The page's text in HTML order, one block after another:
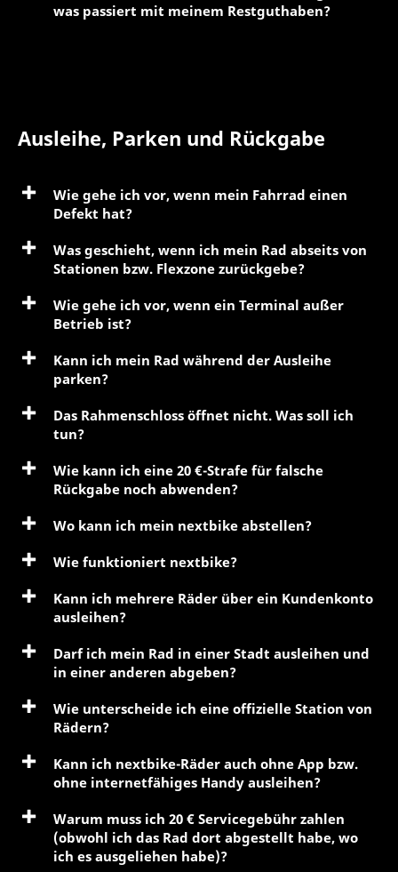
was passiert mit meinem Restguthaben?
Ausleihe, Parken und Rückgabe
Wie gehe ich vor, wenn mein Fahrrad einen
Defekt hat?
Was geschieht, wenn ich mein Rad abseits von
Stationen bzw. Flexzone zurückgebe?
Wie gehe ich vor, wenn ein Terminal außer
Betrieb ist?
Kann ich mein Rad während der Ausleihe
parken?
Das Rahmenschloss öffnet nicht. Was soll ich
tun?
Wie kann ich eine 20 €-Strafe für falsche
Rückgabe noch abwenden?
Wo kann ich mein nextbike abstellen?
Wie funktioniert nextbike?
Kann ich mehrere Räder über ein Kundenkonto
ausleihen?
Darf ich mein Rad in einer Stadt ausleihen und
in einer anderen abgeben?
Wie unterscheide ich eine offizielle Station von
Rädern?
Kann ich nextbike-Räder auch ohne App bzw.
ohne internetfähiges Handy ausleihen?
Warum muss ich 20 € Servicegebühr zahlen
(obwohl ich das Rad dort abgestellt habe, wo
ich es ausgeliehen habe)?